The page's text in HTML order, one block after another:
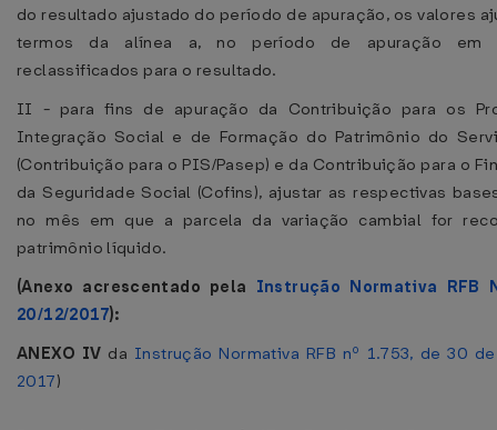
do resultado ajustado do período de apuração, os valores
termos da alínea a, no período de apuração em
reclassificados para o resultado.
II - para fins de apuração da Contribuição para os
Integração Social e de Formação do Patrimônio do
(Contribuição para o PIS/Pasep) e da Contribuição para o
da Seguridade Social (Cofins), ajustar as respectivas
no mês em que a parcela da variação cambial for
patrimônio líquido.
(Anexo acrescentado pela Instrução Normativa RFB
20/12/2017):
ANEXO IV da Instrução Normativa RFB nº 1.753, de 30
2017)